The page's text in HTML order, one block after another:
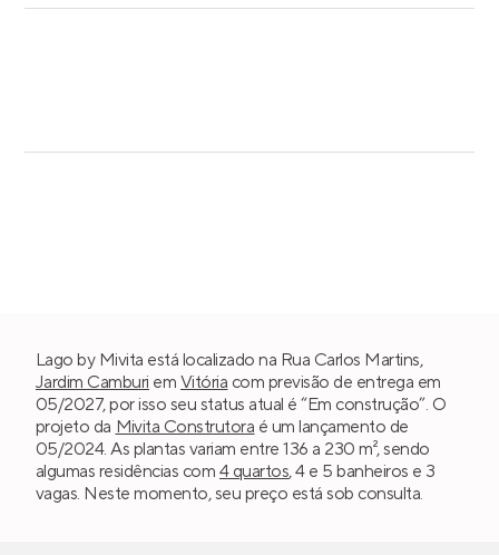
Lago by Mivita está localizado na Rua Carlos Martins,
Jardim Camburi em Vitória com previsão de entrega em
05/2027, por isso seu status atual é “Em construção”. O
projeto da Mivita Construtora é um lançamento de
05/2024. As plantas variam entre 136 a 230 m², sendo
algumas residências com 4 quartos, 4 e 5 banheiros e 3
vagas. Neste momento, seu preço está sob consulta.